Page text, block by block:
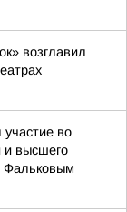
возглавил
во
и высшего
Фальковым